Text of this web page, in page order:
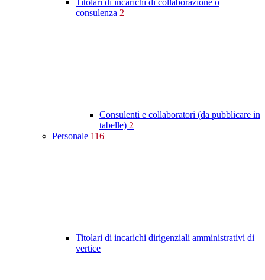
Titolari di incarichi di collaborazione o
consulenza 2
Consulenti e collaboratori (da pubblicare in
tabelle) 2
Personale 116
Titolari di incarichi dirigenziali amministrativi di
vertice